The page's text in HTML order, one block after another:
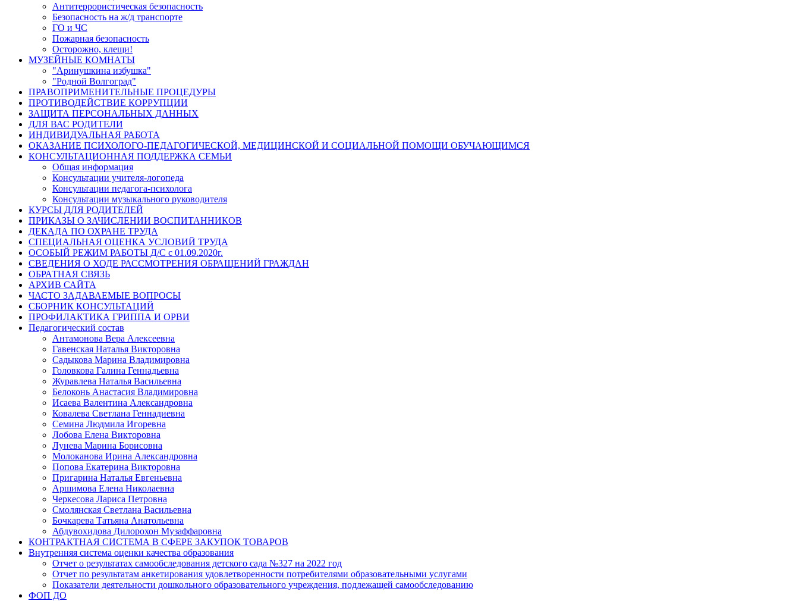
Антитеррористическая безопасность
Безопасность на ж/д транспорте
ГО и ЧС
Пожарная безопасность
Осторожно, клещи!
МУЗЕЙНЫЕ КОМНАТЫ
"Аринушкина избушка"
"Родной Волгоград"
ПРАВОПРИМЕНИТЕЛЬНЫЕ ПРОЦЕДУРЫ
ПРОТИВОДЕЙСТВИЕ КОРРУПЦИИ
ЗАЩИТА ПЕРСОНАЛЬНЫХ ДАННЫХ
ДЛЯ ВАС РОДИТЕЛИ
ИНДИВИДУАЛЬНАЯ РАБОТА
ОКАЗАНИЕ ПСИХОЛОГО-ПЕДАГОГИЧЕСКОЙ, МЕДИЦИНСКОЙ И СОЦИАЛЬНОЙ ПОМОЩИ ОБУЧАЮЩИМСЯ
КОНСУЛЬТАЦИОННАЯ ПОДДЕРЖКА СЕМЬИ
Общая информация
Консультации учителя-логопеда
Консультации педагога-психолога
Консультации музыкального руководителя
КУРСЫ ДЛЯ РОДИТЕЛЕЙ
ПРИКАЗЫ О ЗАЧИСЛЕНИИ ВОСПИТАННИКОВ
ДЕКАДА ПО ОХРАНЕ ТРУДА
СПЕЦИАЛЬНАЯ ОЦЕНКА УСЛОВИЙ ТРУДА
ОСОБЫЙ РЕЖИМ РАБОТЫ Д/С с 01.09.2020г.
СВЕДЕНИЯ О ХОДЕ РАССМОТРЕНИЯ ОБРАЩЕНИЙ ГРАЖДАН
ОБРАТНАЯ СВЯЗЬ
АРХИВ САЙТА
ЧАСТО ЗАДАВАЕМЫЕ ВОПРОСЫ
СБОРНИК КОНСУЛЬТАЦИЙ
ПРОФИЛАКТИКА ГРИППА И ОРВИ
Педагогический состав
Антамонова Вера Алексеевна
Гавенская Наталья Викторовна
Садыкова Марина Владимировна
Головкова Галина Геннадьевна
Журавлева Наталья Васильевна
Белоконь Анастасия Владимировна
Исаева Валентина Александровна
Ковалева Светлана Геннадиевна
Семина Людмила Игоревна
Лобова Елена Викторовна
Лунева Марина Борисовна
Молоканова Ирина Александровна
Попова Екатерина Викторовна
Пригарина Наталья Евгеньевна
Аршимова Елена Николаевна
Черкесова Лариса Петровна
Смолянская Светлана Васильевна
Бочкарева Татьяна Анатольевна
Абдувохидова Дилорохон Музаффаровна
КОНТРАКТНАЯ СИСТЕМА В СФЕРЕ ЗАКУПОК ТОВАРОВ
Внутренняя система оценки качества образования
Отчет о результатах самообследования детского сада №327 на 2022 год
Отчет по результатам анкетирования удовлетворенности потребителями образовательными услугами
Показатели деятельности дошкольного образовательного учреждения, подлежащей самообследованию
ФОП ДО